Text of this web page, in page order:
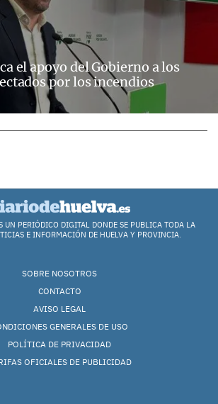
el apoyo del Gobierno a los
por los incendios
UN PERIÓDICO DIGITAL DONDE SE PUBLICA TODA LA
E INFORMACIÓN DE HUELVA Y PROVINCIA.
SOBRE NOSOTROS
CONTACTO
AVISO LEGAL
GENERALES DE USO
POLÍTICA DE PRIVACIDAD
OFICIALES DE PUBLICIDAD